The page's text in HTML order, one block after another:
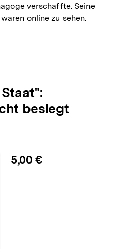
verschaffte. Seine
online zu sehen.
besiegt
5,00 €